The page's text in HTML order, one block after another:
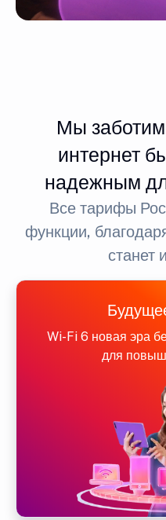
Мы
интернет
надежным
Все тарифы
функции,
станет
Wi-Fi 6 новая эра
для